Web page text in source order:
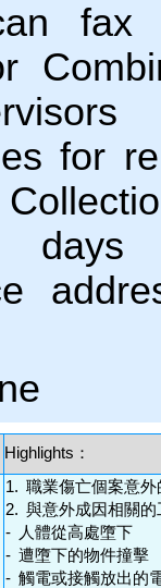
fax
for
Highlights：
1. 職業傷亡個案意
2. 與意外成因相關
- 人體從高處墮下
- 遭墮下的物件撞擊
- 觸電或接觸放出的